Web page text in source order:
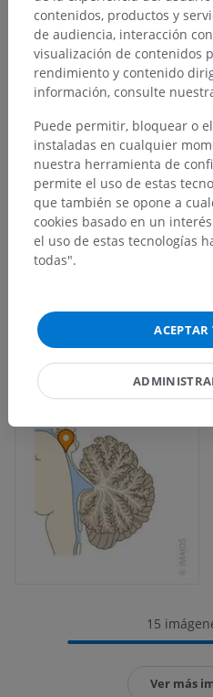
15
Ver más
contenidos, productos y
de audiencia, interacción
visualización de contenidos
rendimiento y contenido
información, consulte
Puede permitir, bloquear o
instaladas en cualquier
nuestra herramienta de
permite el uso de estas
que también se opone a
cookies basado en un
el uso de estas tecnologías
todas".
ACEPTAR